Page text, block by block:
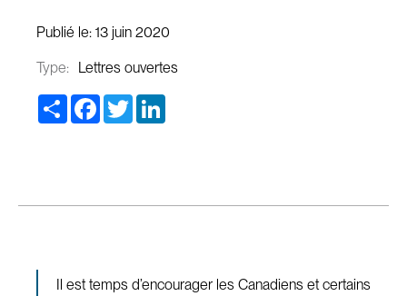
Publié le: 13 juin 2020
Type: Lettres ouvertes
Share Facebook
Twitter
Il est temps d’encourager les Canadiens et certains